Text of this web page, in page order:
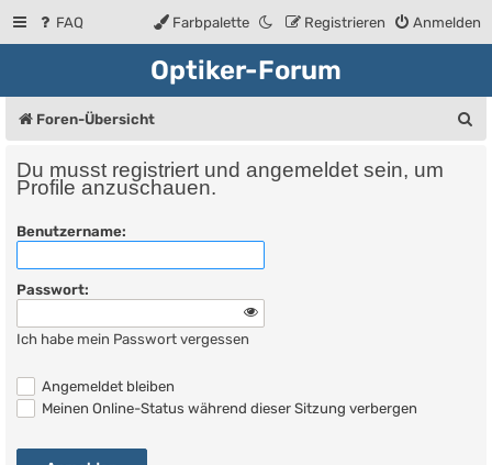
FAQ Anmelden
Registrieren
Farbpalette
Optiker-Forum
Foren-Übersicht
Du musst registriert und angemeldet sein, um
Profile anzuschauen.
Benutzername:
Passwort:
Ich habe mein Passwort vergessen
Angemeldet bleiben
Meinen Online-Status während dieser Sitzung verbergen